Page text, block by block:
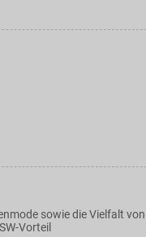
sowie die Vielfalt von
Vorteil